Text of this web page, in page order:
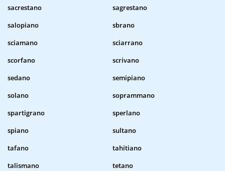
sacrestano
sagrestano
salopiano
sbrano
sciamano
sciarrano
scorfano
scrivano
sedano
semipiano
solano
soprammano
spartigrano
sperlano
spiano
sultano
tafano
tahitiano
talismano
tetano